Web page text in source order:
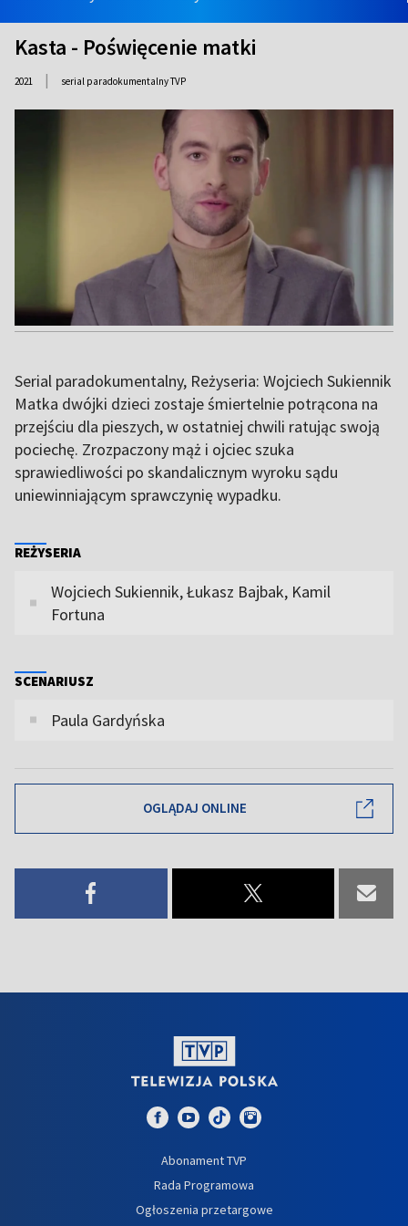
Kasta - Poświęcenie matki
2021 | serial paradokumentalny TVP
Serial paradokumentalny, Reżyseria: Wojciech Sukiennik
Matka dwójki dzieci zostaje śmiertelnie potrącona na
przejściu dla pieszych, w ostatniej chwili ratując swoją
pociechę. Zrozpaczony mąż i ojciec szuka
sprawiedliwości po skandalicznym wyroku sądu
uniewinniającym sprawczynię wypadku.
REŻYSERIA
Wojciech Sukiennik, Łukasz Bajbak, Kamil
Fortuna
SCENARIUSZ
Paula Gardyńska
OGLĄDAJ ONLINE
Abonament TVP
Rada Programowa
Ogłoszenia przetargowe